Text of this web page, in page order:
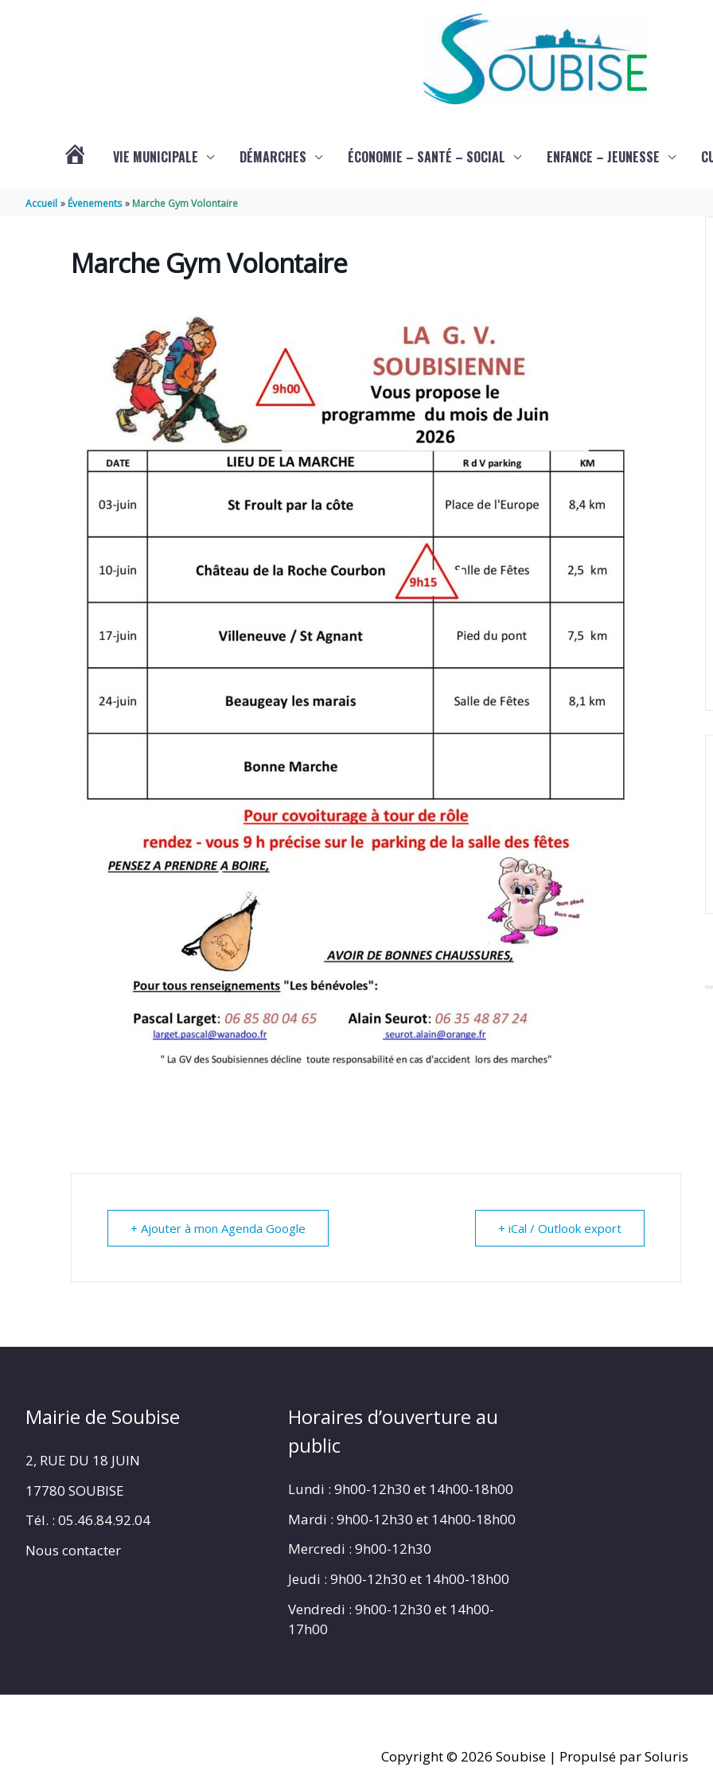
VIE MUNICIPALE DÉMARCHES ÉCONOMIE – SANTÉ – SOCIAL ENFANCE – JEUNESSE
Accueil Évenements Marche Gym Volontaire
Marche Gym Volontaire
+ Ajouter à mon Agenda Google + iCal / Outlook export
Mairie de Soubise
2, RUE DU 18 JUIN
17780 SOUBISE
Tél. : 05.46.84.92.04
Nous contacter
Horaires d’ouverture au
public
Lundi : 9h00-12h30 et 14h00-18h00
Mardi : 9h00-12h30 et 14h00-18h00
Mercredi : 9h00-12h30
Jeudi : 9h00-12h30 et 14h00-18h00
Vendredi : 9h00-12h30 et 14h00-
17h00
Copyright © 2026 Soubise | Propulsé par Soluris